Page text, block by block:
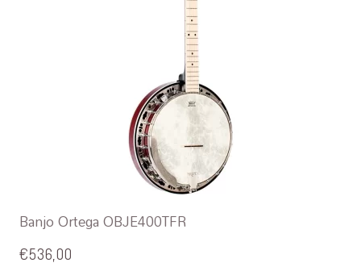
Banjo Ortega OBJE400TFR
€536,00